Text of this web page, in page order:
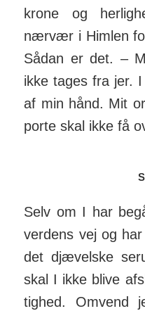
krone og
nærvær i Himlen
Sådan er det. –
ikke tages fra jer.
af min hånd. Mit
porte skal ikke få
Selv om I har
verdens vej og
det djævelske
skal I ikke blive
tighed. Omvend